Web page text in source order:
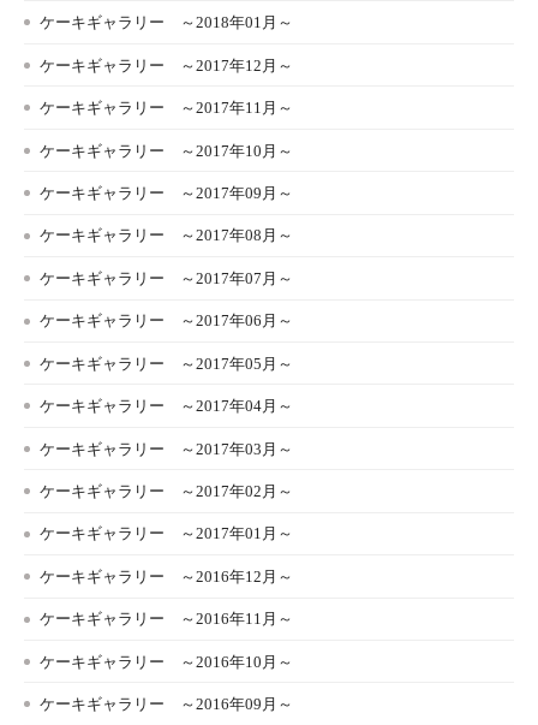
ケーキギャラリー ～2018年01月～
ケーキギャラリー ～2017年12月～
ケーキギャラリー ～2017年11月～
ケーキギャラリー ～2017年10月～
ケーキギャラリー ～2017年09月～
ケーキギャラリー ～2017年08月～
ケーキギャラリー ～2017年07月～
ケーキギャラリー ～2017年06月～
ケーキギャラリー ～2017年05月～
ケーキギャラリー ～2017年04月～
ケーキギャラリー ～2017年03月～
ケーキギャラリー ～2017年02月～
ケーキギャラリー ～2017年01月～
ケーキギャラリー ～2016年12月～
ケーキギャラリー ～2016年11月～
ケーキギャラリー ～2016年10月～
ケーキギャラリー ～2016年09月～